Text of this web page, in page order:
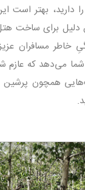
دارید، بهتر است
دلیل برای ساخت
خاطر مسافران
می‌دهد که عازم
همچون پرشین